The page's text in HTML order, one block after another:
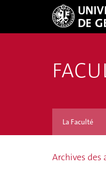
La Faculté
Archives des